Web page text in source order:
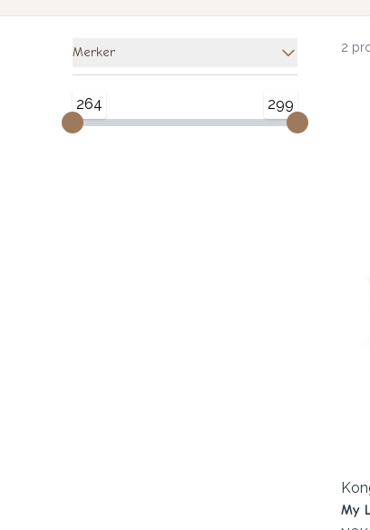
Merker
264 299
2
My